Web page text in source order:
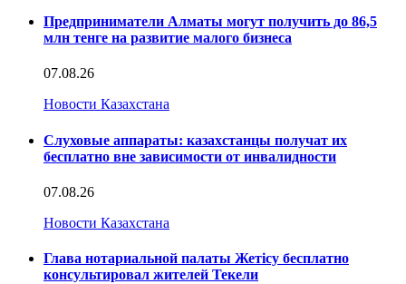
Предприниматели Алматы могут получить до 86,5
млн тенге на развитие малого бизнеса
07.08.26
Новости Казахстана
Слуховые аппараты: казахстанцы получат их
бесплатно вне зависимости от инвалидности
07.08.26
Новости Казахстана
Глава нотариальной палаты Жетісу бесплатно
консультировал жителей Текели